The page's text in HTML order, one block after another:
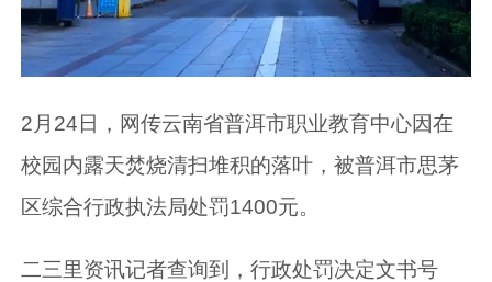
2月24日，网传云南省普洱市职业教育中心因在
校园内露天焚烧清扫堆积的落叶，被普洱市思茅
区综合行政执法局处罚1400元。
二三里资讯记者查询到，行政处罚决定文书号